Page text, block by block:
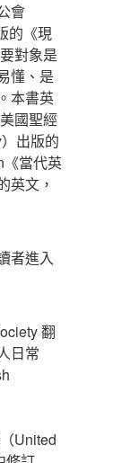
會
的《現
對象是
懂、是
本書英
國聖經
出版的
當代英
英文，
者進入
翻
日常
United